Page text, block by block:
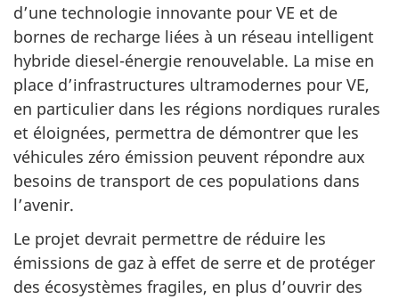
d’une technologie innovante pour VE et de
bornes de recharge liées à un réseau intelligent
hybride diesel-énergie renouvelable. La mise en
place d’infrastructures ultramodernes pour VE,
en particulier dans les régions nordiques rurales
et éloignées, permettra de démontrer que les
véhicules zéro émission peuvent répondre aux
besoins de transport de ces populations dans
l’avenir.
Le projet devrait permettre de réduire les
émissions de gaz à effet de serre et de protéger
des écosystèmes fragiles, en plus d’ouvrir des